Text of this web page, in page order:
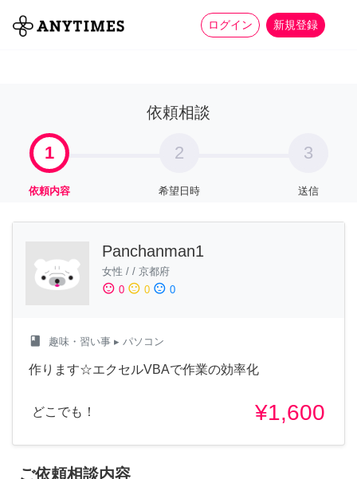
ログイン 新規登録
全て 家事 more_horiz
依頼相談
1
依頼内容
2
希望日時
3
送信
Panchanman1
女性 / / 京都府
sentiment_satisfied 0 sentiment_neutral 0 sentiment_dissatisfied 0
class 趣味・習い事 ▸ パソコン
作ります☆エクセルVBAで作業の効率化
どこでも！ ¥1,600
ご依頼相談内容